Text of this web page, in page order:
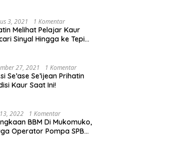
3, 2021 1 Komentar
Melihat Pelajar Kaur
Sinyal Hingga ke Tepi
Bertindak
27, 2021 1 Komentar
Se’ase Se’ijean Prihatin
Kaur Saat Ini!
2022 1 Komentar
BBM Di Mukomuko,
Operator Pompa SPBU